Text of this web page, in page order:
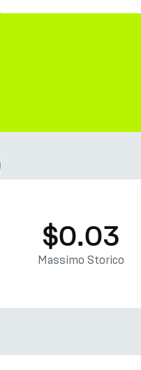
$0.03
Massimo Storico